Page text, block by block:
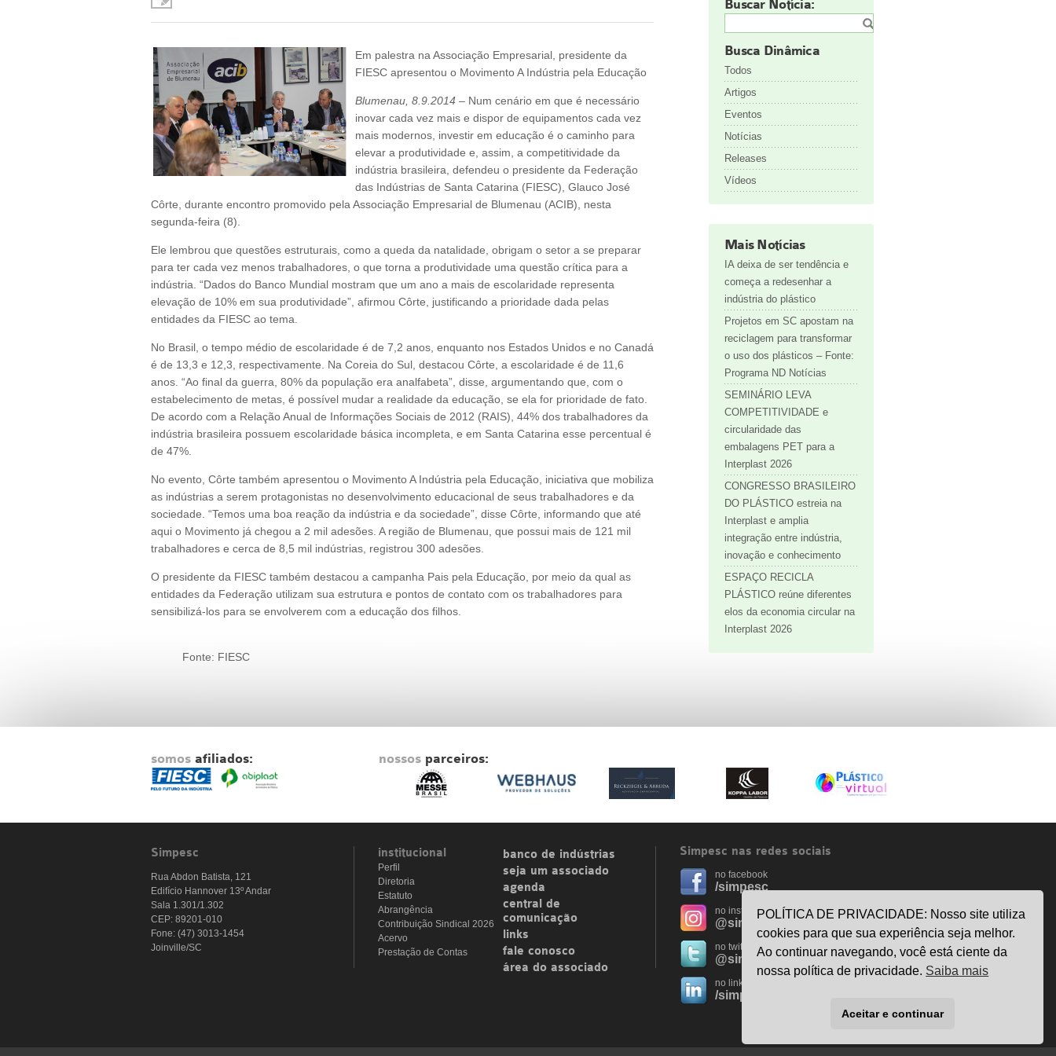
Em palestra na Associação Empresarial, presidente da
FIESC apresentou o Movimento A Indústria pela Educação
Blumenau, 8.9.2014 – Num cenário em que é necessário
inovar cada vez mais e dispor de equipamentos cada vez
mais modernos, investir em educação é o caminho para
elevar a produtividade e, assim, a competitividade da
indústria brasileira, defendeu o presidente da Federação
das Indústrias de Santa Catarina (FIESC), Glauco José
Côrte, durante encontro promovido pela Associação Empresarial de Blumenau (ACIB), nesta
segunda-feira (8).
Ele lembrou que questões estruturais, como a queda da natalidade, obrigam o setor a se preparar
para ter cada vez menos trabalhadores, o que torna a produtividade uma questão crítica para a
indústria. “Dados do Banco Mundial mostram que um ano a mais de escolaridade representa
elevação de 10% em sua produtividade”, afirmou Côrte, justificando a prioridade dada pelas
entidades da FIESC ao tema.
No Brasil, o tempo médio de escolaridade é de 7,2 anos, enquanto nos Estados Unidos e no Canadá
é de 13,3 e 12,3, respectivamente. Na Coreia do Sul, destacou Côrte, a escolaridade é de 11,6
anos. “Ao final da guerra, 80% da população era analfabeta”, disse, argumentando que, com o
estabelecimento de metas, é possível mudar a realidade da educação, se ela for prioridade de fato.
De acordo com a Relação Anual de Informações Sociais de 2012 (RAIS), 44% dos trabalhadores da
indústria brasileira possuem escolaridade básica incompleta, e em Santa Catarina esse percentual é
de 47%.
No evento, Côrte também apresentou o Movimento A Indústria pela Educação, iniciativa que mobiliza
as indústrias a serem protagonistas no desenvolvimento educacional de seus trabalhadores e da
sociedade. “Temos uma boa reação da indústria e da sociedade”, disse Côrte, informando que até
aqui o Movimento já chegou a 2 mil adesões. A região de Blumenau, que possui mais de 121 mil
trabalhadores e cerca de 8,5 mil indústrias, registrou 300 adesões.
O presidente da FIESC também destacou a campanha Pais pela Educação, por meio da qual as
entidades da Federação utilizam sua estrutura e pontos de contato com os trabalhadores para
sensibilizá-los para se envolverem com a educação dos filhos.
Fonte: FIESC
Buscar Notícia:
Busca Dinâmica
Todos
Artigos
Eventos
Notícias
Releases
Vídeos
Mais Notícias
IA deixa de ser tendência e
começa a redesenhar a
indústria do plástico
Projetos em SC apostam na
reciclagem para transformar
o uso dos plásticos – Fonte:
Programa ND Notícias
SEMINÁRIO LEVA
COMPETITIVIDADE e
circularidade das
embalagens PET para a
Interplast 2026
CONGRESSO BRASILEIRO
DO PLÁSTICO estreia na
Interplast e amplia
integração entre indústria,
inovação e conhecimento
ESPAÇO RECICLA
PLÁSTICO reúne diferentes
elos da economia circular na
Interplast 2026
somos afiliados: nossos parceiros:
Simpesc
Rua Abdon Batista, 121
Edifício Hannover 13º Andar
Sala 1.301/1.302
CEP: 89201-010
Fone: (47) 3013-1454
Joinville/SC
institucional
Perfil
Diretoria
Estatuto
Abrangência
Contribuição Sindical 2026
Acervo
Prestação de Contas
banco de indústrias
seja um associado
agenda
central de
comunicação
links
fale conosco
área do associado
Simpesc nas redes sociais
no facebook
/simpesc
no instagram
@simpescplasticos
no twitter
@simpesc
no linkedin
/simpesc
POLÍTICA DE PRIVACIDADE: Nosso site utiliza
cookies para que sua experiência seja melhor.
Ao continuar navegando, você está ciente da
nossa política de privacidade. Saiba mais
Aceitar e continuar